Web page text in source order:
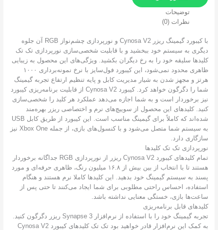
توضیحات
نظرات (0)
با کیبورد گیمینگ ریزر Cynosa V2 و نورپردازی چشم‌نواز RGB آن جلوه
به سیستم خود ببخشید و با قابلیت شخصی‌سازی نورپردازی تک تک
سلیقه خود را به رخ دیگران بکشید. ویژگی‌های این محصول به زیبایی
ظاهری محدود نمی‌شود، این کیبورد فول‌سایز با نرخ نمونه‌برداری ۱۰۰۰
و مجهز شدن به شیار مدیریت کابل و پایه تنظیم ارتفاع تجربه گیمینگ
شما را دگرگون خواهد کرد. کیبورد Cynosa V2 از قابلیت برنامه‌ریزی کیبورد
برخوردار است و به شما اجازه می‌دهد عملکرد هر کلید را شخصی‌سازی
کلیدهای این محصول از سوییچ‌های نرم و اختصاصی ریزر بهره‌مند
شده‌اند که کاملاً برای گیمینگ مناسب است. این کیبورد از طریق کابل USB
به سیستم شما متصل می‌شود و با کنسول‌های بازی، از جمله Xbox One نیز
دارد.
تک تک کلیدها
تمام کلیدهای کیبورد Cynosa V2 ریزر از نورپردازی RGB جداگانه برخوردار
هستند تا با انتخاب از بین بیش از ۱۶.۸ میلیون رنگ، ظاهری حرفه‌ای و مورد
به سیستم گیمینگ خود بدهید. این کلیدها کاملا نرم هستند و هنگام
احساس راحتی مطلوبی برای شما ایجاد می‌کنند تا حتی پس از
بازی، خستگی معنایی نداشته باشد.
قابل برنامه‌ریزی
تجربه گیمینگ خود را با استفاده از نرم‌افزار Synapse 3 ریزر دگرگون کنید.
به کمک این نرم‌افزار قادر خواهید بود تک تک کلیدهای کیبورد Cynosa V2